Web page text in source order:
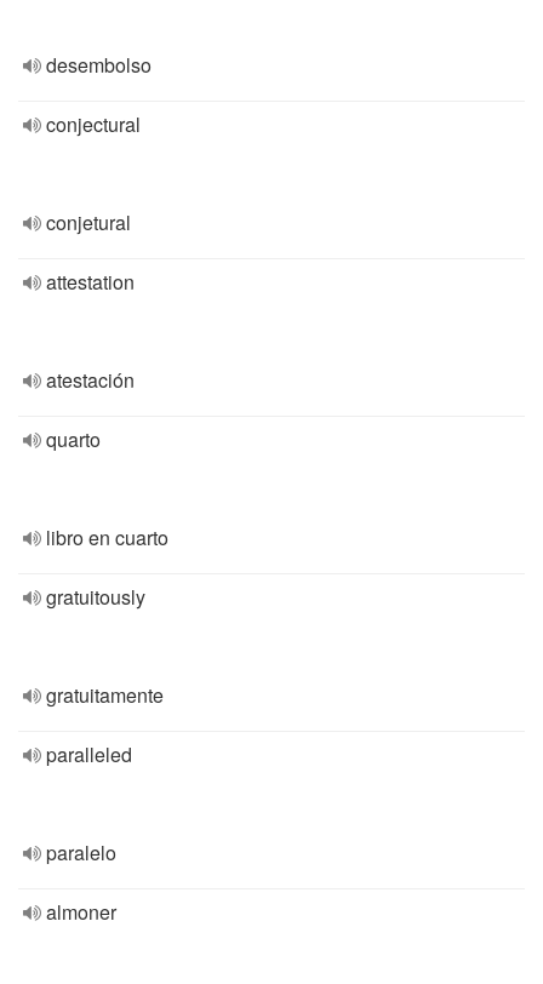
desembolso
conjectural
conjetural
attestation
atestación
quarto
libro en cuarto
gratuitously
gratuitamente
paralleled
paralelo
almoner